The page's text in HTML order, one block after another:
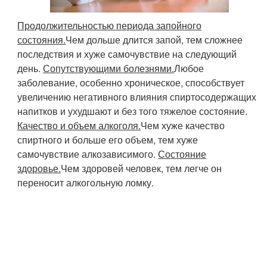
Продолжительностью периода запойного
состояния.Чем дольше длится запой, тем сложнее
последствия и хуже самочувствие на следующий
день.Сопутствующими болезнями.Любое
заболевание, особенно хроническое, способствует
увеличению негативного влияния спиртосодержащих
напитков и ухудшают и без того тяжелое состояние.
Качество и объем алкоголя.Чем хуже качество
спиртного и больше его объем, тем хуже
самочувствие алкозависимого.Состояние
здоровье.Чем здоровей человек, тем легче он
переносит алкогольную ломку.